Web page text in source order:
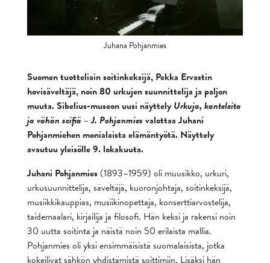
Juhana Pohjanmies
Suomen tuotteliain soitinkeksijä, Pekka Ervastin
hovisäveltäjä, noin 80 urkujen suunnittelija ja paljon
muuta. Sibelius-museon uusi näyttelyUrkuja, kanteleita
ja vähän scifiä – J. Pohjanmies valottaa Juhani
Pohjanmiehen monialaista elämäntyötä. Näyttely
avautuu yleisölle 9. lokakuuta.
Juhani Pohjanmies (1893–1959) oli muusikko, urkuri,
urkusuunnittelija, säveltäjä, kuoronjohtaja, soitinkeksijä,
musiikkikauppias, musiikinopettaja, konserttiarvostelija,
taidemaalari, kirjailija ja filosofi. Hän keksi ja rakensi noin
30 uutta soitinta ja näistä noin 50 erilaista mallia.
Pohjanmies oli yksi ensimmäisistä suomalaisista, jotka
kokeilivat sähkön yhdistämistä soittimiin. Lisäksi hän